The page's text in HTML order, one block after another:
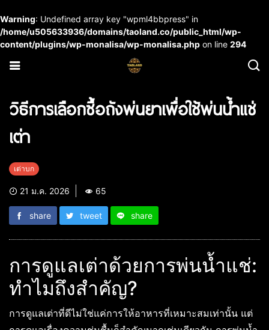
Warning: Undefined array key "wpml4bbpress" in
/home/u505633936/domains/taoland.co/public_html/wp-
content/plugins/wp-monalisa/wp-monalisa.php on line 294
วิธีการเลือกซื้อถังพ่นยาเพื่อใช้พ่นน้ำแช่
เต่า
เต่าบก
21 ม.ค. 2026 65
share tweet share
การดูแลเต่าด้วยการพ่นน้ำแช่:
ทำไมถึงสำคัญ?
การดูแลเต่าที่ดีไม่ใช่แค่การให้อาหารที่เหมาะสมเท่านั้น แต่